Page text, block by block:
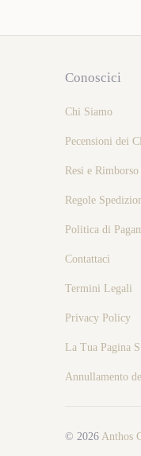
Conoscici
Chi Siamo
Ρecensioni dei
Resi e Rimborso
Regole
Politica di
Contattaci
Termini Legali
Privacy Policy
La Tua Pagina
Annullamento
© 2026 Anthos